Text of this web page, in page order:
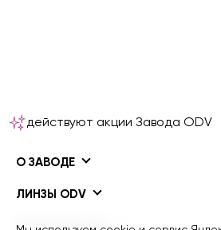
действуют акции Завода ODV
О ЗАВОДЕ
ЛИНЗЫ ODV
ПОКРЫТИЯ ODV